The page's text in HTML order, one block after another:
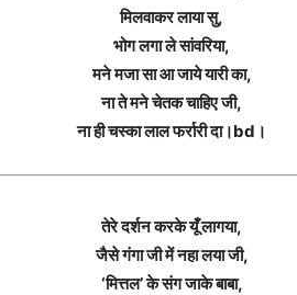
मिलवाकर लाया सु,
भोग लगा ले सांवरिया,
मने मजा सा आ जाये यारी का,
ना ते मने चेतक चाहिए जी,
ना ही चस्का लाल फर्रारी दा।bd।
तेरे दर्शन करके यूँ लागया,
जैसे गंगा जी में नहा लया जी,
‘मित्तल’ के संग जाके बाबा,